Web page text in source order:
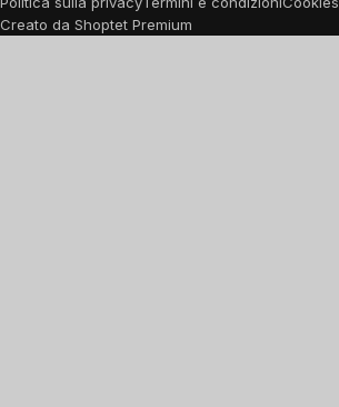
Creato da Shoptet Premium